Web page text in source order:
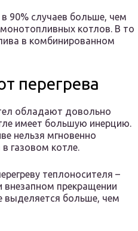
90% случаев больше, чем
котлов. В то
в комбинированном
перегрева
обладают довольно
имеет большую инерцию.
нельзя мгновенно
газовом котле.
теплоносителя –
внезапном прекращении
выделяется больше, чем